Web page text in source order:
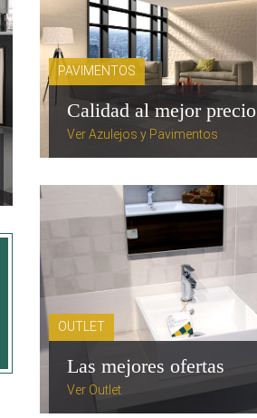
PAVIMENTOS
Calidad al mejor precio
Ver Azulejos y Pavimentos
OUTLET
Las mejores ofertas
Ver Outlet